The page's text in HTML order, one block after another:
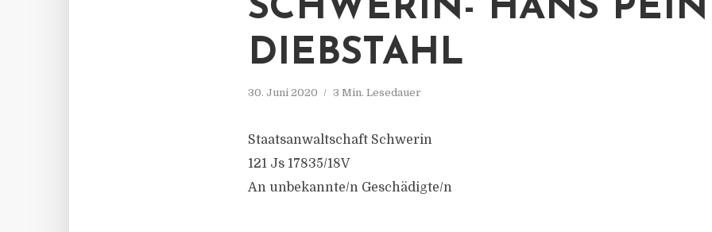
SCHWERIN- HANS
DIEBSTAHL
30. Juni 2020 3 Min. Lesedauer
Staatsanwaltschaft Schwerin
121 Js 17835/18V
An unbekannte/n Geschädigte/n